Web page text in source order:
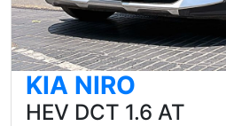
KIA NIRO
HEV DCT 1.6 AT